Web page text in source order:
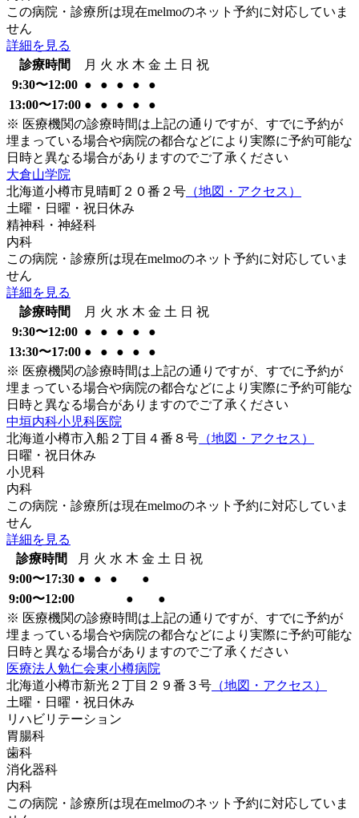
この病院・診療所は現在melmoのネット予約に対応していま
せん
詳細を見る
診療時間
月 火 水 木 金 土 日 祝
9:30〜12:00 ● ● ● ●
●
13:00〜17:00 ● ● ● ●
●
※ 医療機関の診療時間は上記の通りですが、すでに予約が
埋まっている場合や病院の都合などにより実際に予約可能な
日時と異なる場合がありますのでご了承ください
大倉山学院
北海道小樽市見晴町２０番２号 （地図・アクセス）
土曜・日曜・祝日 休み
精神科・神経科
内科
この病院・診療所は現在melmoのネット予約に対応していま
せん
詳細を見る
診療時間
月 火 水 木 金 土 日 祝
9:30〜12:00 ● ● ● ●
●
13:30〜17:00 ● ● ● ●
●
※ 医療機関の診療時間は上記の通りですが、すでに予約が
埋まっている場合や病院の都合などにより実際に予約可能な
日時と異なる場合がありますのでご了承ください
中垣内科小児科医院
北海道小樽市入船２丁目４番８号 （地図・アクセス）
日曜・祝日 休み
小児科
内科
この病院・診療所は現在melmoのネット予約に対応していま
せん
詳細を見る
診療時間
月 火 水 木 金 土 日 祝
9:00〜17:30 ● ● ●
●
9:00〜12:00
●
●
※ 医療機関の診療時間は上記の通りですが、すでに予約が
埋まっている場合や病院の都合などにより実際に予約可能な
日時と異なる場合がありますのでご了承ください
医療法人勉仁会東小樽病院
北海道小樽市新光２丁目２９番３号 （地図・アクセス）
土曜・日曜・祝日 休み
リハビリテーション
胃腸科
歯科
消化器科
内科
この病院・診療所は現在melmoのネット予約に対応していま